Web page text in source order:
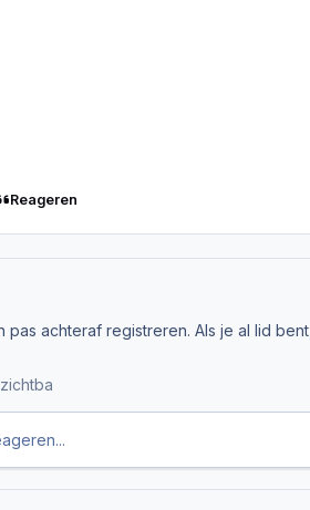
Reageren
achteraf registreren. Als je al lid bent,